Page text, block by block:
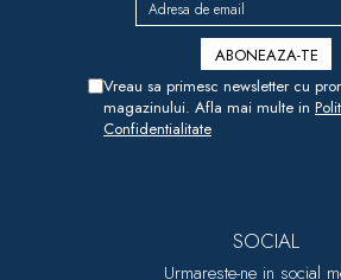
Vreau sa primesc newsletter cu
magazinului. Afla mai multe in
Confidentialitate
SOCIAL
Urmareste-ne in social